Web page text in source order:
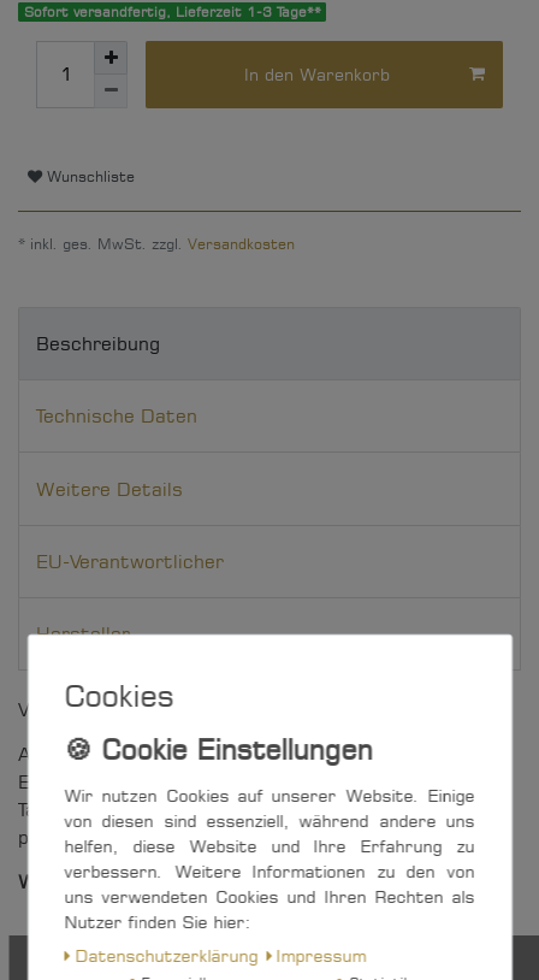
Sofort versandfertig, Lieferzeit 1-3 Tage**
In den Warenkorb
Wunschliste
* inkl. ges. MwSt. zzgl. Versandkosten
Beschreibung
Technische Daten
Weitere Details
EU-Verantwortlicher
Hersteller
Vielseitig einsetzbarer 8 mm-Block mit U-Wirbel.
Auf der formstabilen Edelstahl-Lasche sind die zum
Einsatz kommende Lagerart sowie die maximale
Tauwerk-Stärke auf einen Blick erkenntlich - ein
praktisches Merkmal aller Artikel der S-Block-Serie.
Weitere Vorteile auf einen Blick:
optimale Tauführung durch gewölbte Seitenteile
Seitenteile und Seilrolle aus UV-beständigem,
Cookies
Wir nutzen Cookies auf unserer Website. Einige
von diesen sind essenziell, während andere uns
helfen, diese Website und Ihre Erfahrung zu
verbessern. Weitere Informationen zu den von
uns verwendeten Cookies und Ihren Rechten als
Nutzer finden Sie hier:
Daten­schutz­erklärung
Impressum